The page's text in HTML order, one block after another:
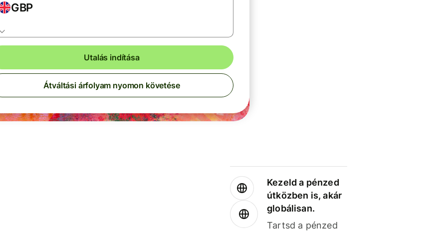
GBP
Utalás indítása
Átváltási árfolyam nyomon követése
Kezeld a pénzed
útközben is, akár
globálisan.
Tartsd a pénzed